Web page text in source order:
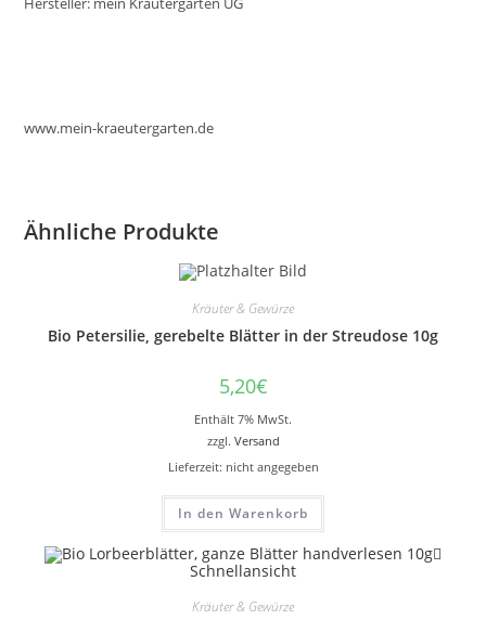
www.mein-kraeutergarten.de
Ähnliche Produkte
Kräuter & Gewürze
Bio Petersilie, gerebelte Blätter in der Streudose 10g
5,20€
Enthält 7% MwSt.
zzgl. Versand
Lieferzeit: nicht angegeben
In den Warenkorb
Schnellansicht
Kräuter & Gewürze